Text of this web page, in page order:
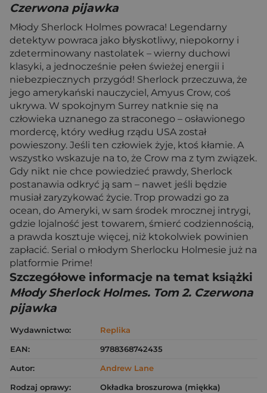
Czerwona pijawka
Młody Sherlock Holmes powraca! Legendarny
detektyw powraca jako błyskotliwy, niepokorny i
zdeterminowany nastolatek – wierny duchowi
klasyki, a jednocześnie pełen świeżej energii i
niebezpiecznych przygód! Sherlock przeczuwa, że
jego amerykański nauczyciel, Amyus Crow, coś
ukrywa. W spokojnym Surrey natknie się na
człowieka uznanego za straconego – osławionego
mordercę, który według rządu USA został
powieszony. Jeśli ten człowiek żyje, ktoś kłamie. A
wszystko wskazuje na to, że Crow ma z tym związek.
Gdy nikt nie chce powiedzieć prawdy, Sherlock
postanawia odkryć ją sam – nawet jeśli będzie
musiał zaryzykować życie. Trop prowadzi go za
ocean, do Ameryki, w sam środek mrocznej intrygi,
gdzie lojalność jest towarem, śmierć codziennością,
a prawda kosztuje więcej, niż ktokolwiek powinien
zapłacić. Serial o młodym Sherlocku Holmesie już na
platformie Prime!
Szczegółowe informacje na temat książki
Młody Sherlock Holmes. Tom 2. Czerwona
pijawka
Wydawnictwo:
Replika
EAN:
9788368742435
Autor:
Andrew Lane
Rodzaj oprawy:
Okładka broszurowa (miękka)